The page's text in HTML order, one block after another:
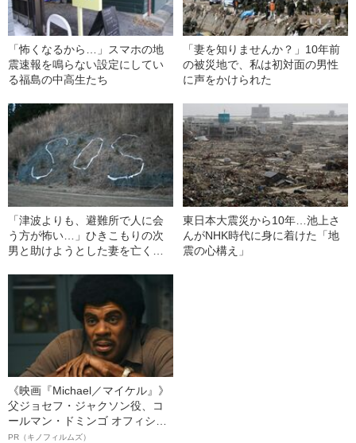
「怖くなるから…」スマホの地
震速報を鳴らない設定にしてい
る福島の中高生たち
「妻を知りませんか？」10年前
の被災地で、私は初対面の男性
に声をかけられた
「津波よりも、避難所で人に会
う方が怖い…」ひきこもりの次
男と助けようとした妻を亡くし
東日本大震災から10年…池上さ
んがNHK時代に身に着けた「地
震の心構え」
《映画『Michael／マイケル』》
父ジョセフ・ジャクソン役、コ
ールマン・ドミンゴ オフィシャ
ルインタビュー“観客を魅了した
PR（キノフィルムズ）